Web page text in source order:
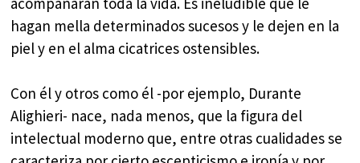
hagan mella determinados sucesos y le dejen en la
piel y en el alma cicatrices ostensibles.
Con él y otros como él -por ejemplo, Durante
Alighieri- nace, nada menos, que la figura del
intelectual moderno que, entre otras cualidades se